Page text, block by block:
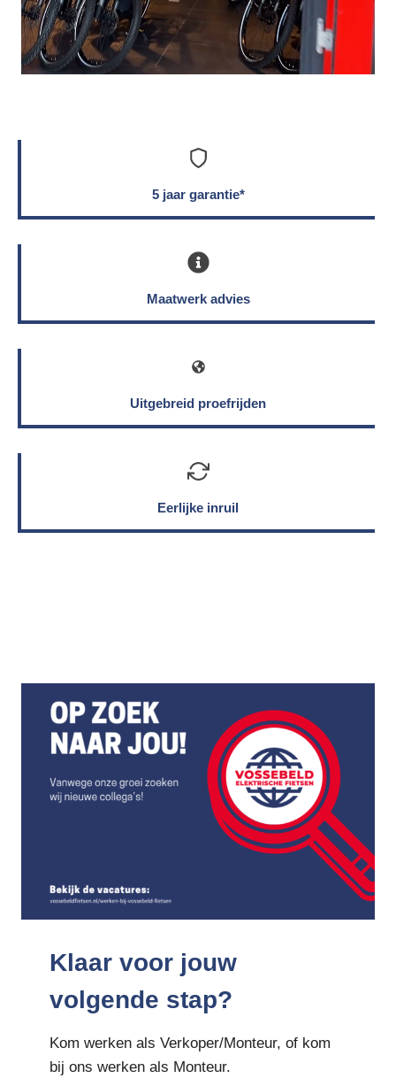
5 jaar garantie*
Maatwerk advies
Uitgebreid proefrijden
Eerlijke inruil
Klaar voor jouw
volgende stap?
Kom werken als Verkoper/Monteur, of kom
bij ons werken als Monteur.